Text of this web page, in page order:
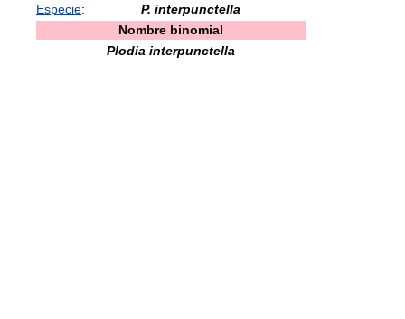
Especie:
P. interpunctella
Nombre binomial
Plodia interpunctella